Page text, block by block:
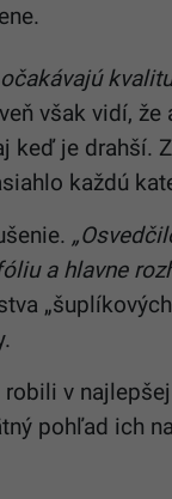
však vidí, že
keď je drahší.
každú
a hlavne
v
pohľad ich